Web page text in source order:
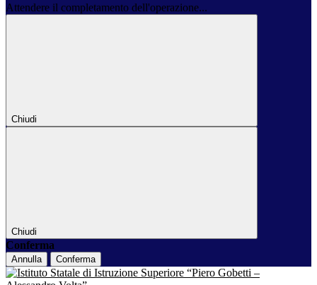
Attendere il completamento dell'operazione...
Chiudi
Chiudi
Conferma
Annulla Conferma